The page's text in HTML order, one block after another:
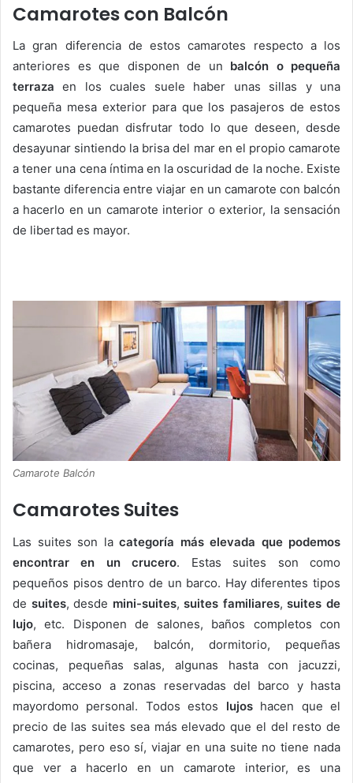
Camarotes con Balcón
La gran diferencia de estos camarotes respecto a los
anteriores es que disponen de un balcón o pequeña
terraza en los cuales suele haber unas sillas y una
pequeña mesa exterior para que los pasajeros de estos
camarotes puedan disfrutar todo lo que deseen, desde
desayunar sintiendo la brisa del mar en el propio camarote
a tener una cena íntima en la oscuridad de la noche. Existe
bastante diferencia entre viajar en un camarote con balcón
a hacerlo en un camarote interior o exterior, la sensación
de libertad es mayor.
Camarote Balcón
Camarotes Suites
Las suites son la categoría más elevada que podemos
encontrar en un crucero. Estas suites son como
pequeños pisos dentro de un barco. Hay diferentes tipos
de suites, desde mini-suites,suites familiares,suites de
lujo, etc. Disponen de salones, baños completos con
bañera hidromasaje, balcón, dormitorio, pequeñas
cocinas, pequeñas salas, algunas hasta con jacuzzi,
piscina, acceso a zonas reservadas del barco y hasta
mayordomo personal. Todos estos lujoshacen que el
precio de las suites sea más elevado que el del resto de
camarotes, pero eso sí, viajar en una suite no tiene nada
que ver a hacerlo en un camarote interior, es una